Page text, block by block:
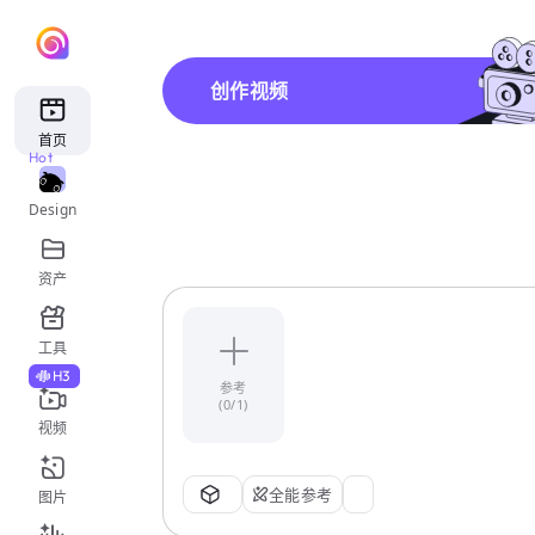
首页
Design
Hot
资产
工具
视频
H3
图片
创作视频
参考
(0/1)
全能参考